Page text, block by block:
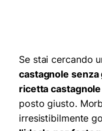
Se stai cercando
castagnole senza
ricetta
posto giusto.
irresistibilmente